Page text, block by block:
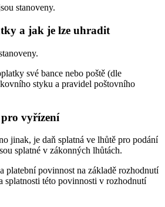
stanoveny.
a jak je lze uhradit
své bance nebo poště (dle
styku a pravidel poštovního
vyřízení
jinak, je daň splatná ve lhůtě pro podání
splatné v zákonných lhůtách.
platební povinnost na základě rozhodnutí
splatnosti této povinnosti v rozhodnutí